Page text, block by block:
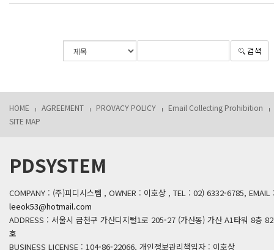
HOME AGREEMENT PROVACY POLICY
Email Collecting Prohibition
SITE MAP
PDSYSTEM
COMPANY : (주)피디시스템 , OWNER : 이호상 , TEL : 02) 6332-6785, EMAIL
leeok53@hotmail.com
ADDRESS : 서울시 금천구 가산디지털1로 205-27 (가산동) 가산 A1타워 8층
호
BUSINESS LICENSE : 104-86-22066, 개인정보관리책임자 : 이호상